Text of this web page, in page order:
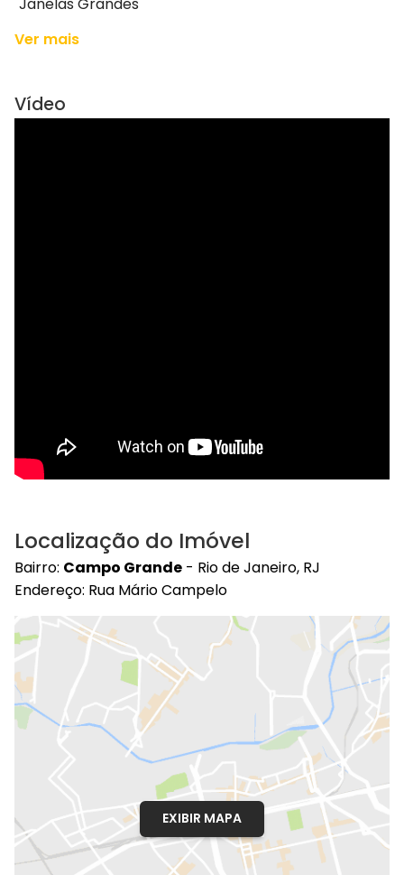
Janelas Grandes
Ver mais
Vídeo
Localização do Imóvel
Bairro: Campo Grande - Rio de Janeiro, RJ
Endereço: Rua Mário Campelo
EXIBIR MAPA